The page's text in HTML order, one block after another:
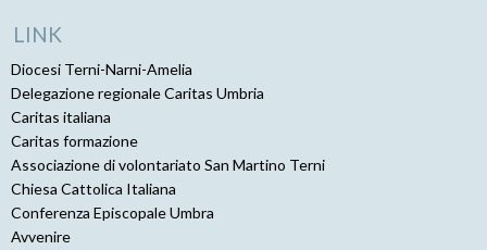
LINK
Diocesi Terni-Narni-Amelia
Delegazione regionale Caritas Umbria
Caritas italiana
Caritas formazione
Associazione di volontariato San Martino Terni
Chiesa Cattolica Italiana
Conferenza Episcopale Umbra
Avvenire